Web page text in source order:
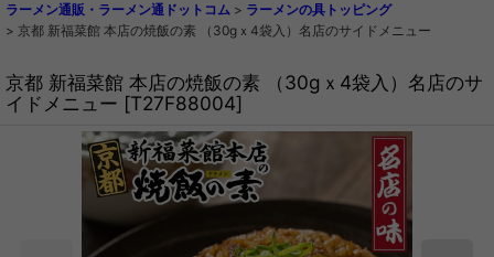
ラーメン通販・ラーメン通ドットコム > ラーメンの具トッピング
> 京都 新福菜館 本店の焼飯の素 （30gｘ4袋入）名店のサイドメニュー
京都 新福菜館 本店の焼飯の素 （30gｘ4袋入）名店のサ
イドメニュー [T27F88004]